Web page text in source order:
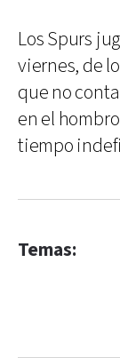
Los Spurs
viernes, de
que no
en el
tiempo
Temas: